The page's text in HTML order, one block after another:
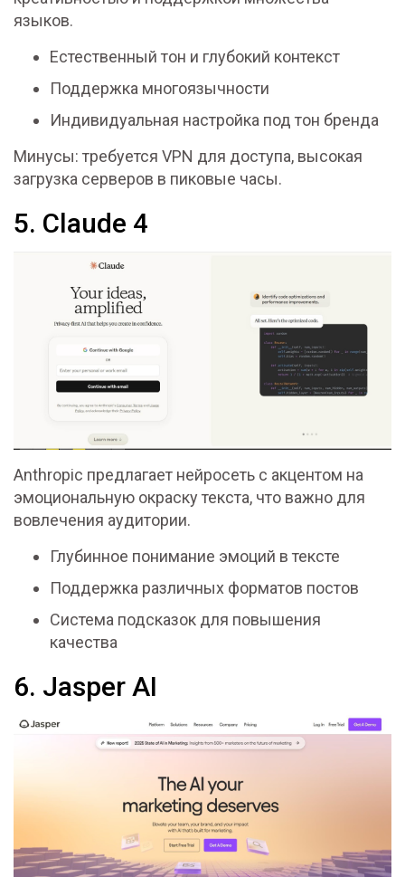
языков.
Естественный тон и глубокий контекст
Поддержка многоязычности
Индивидуальная настройка под тон бренда
Минусы: требуется VPN для доступа, высокая
загрузка серверов в пиковые часы.
5. Claude 4
Anthropic предлагает нейросеть с акцентом на
эмоциональную окраску текста, что важно для
вовлечения аудитории.
Глубинное понимание эмоций в тексте
Поддержка различных форматов постов
Система подсказок для повышения
качества
6. Jasper AI